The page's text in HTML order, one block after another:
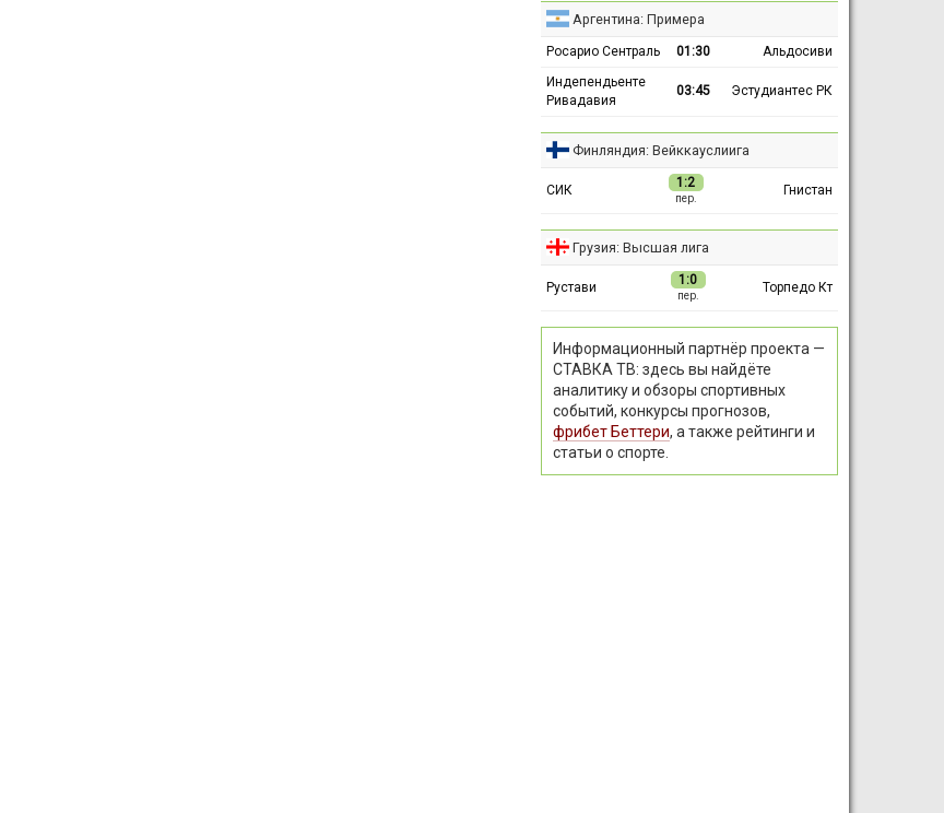
Аргентина: Примера
Росарио Сентраль 01:30
Альдосиви
Индепендьенте
Ривадавия
03:45 Эстудиантес РК
Финляндия: Вейккауслиига
СИК 1:2
пер.
Гнистан
Грузия: Высшая лига
Рустави 1:0
пер.
Торпедо Кт
Информационный партнёр проекта —
СТАВКА ТВ: здесь вы найдёте
аналитику и обзоры спортивных
событий, конкурсы прогнозов,
фрибет Беттери, а также рейтинги и
статьи о спорте.